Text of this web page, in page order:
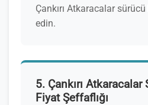
Çankırı Atkaracalar sürücü
edin.
5. Çankırı Atkaracalar
Fiyat Şeffaflığı